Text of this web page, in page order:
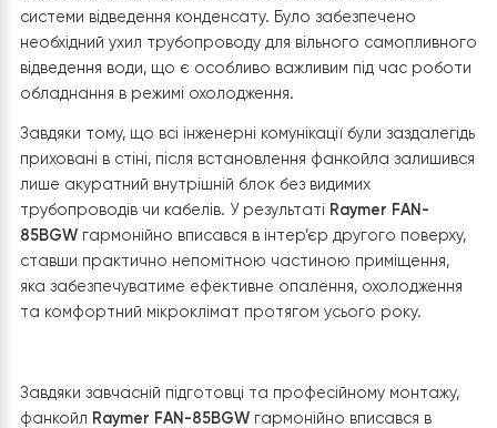
основу та надійно фіксується спеціальними замками,
забезпечують його стійке положення без будь-яких
чи зміщень під час експлуатації.
всіх точок підключення, що значно спрощує монтажні
роботи та подальше сервісне обслуговування. Після
встановлення корпусу були підключені трубопроводи
системи опалення та охолодження через запірну
арматуру, що дозволяє виконувати обслуговування
обладнання без зливу теплоносія з усієї системи.
Окрему увагу приділили герметичності всіх
витоки теплоносія та забезпечити довговічну й